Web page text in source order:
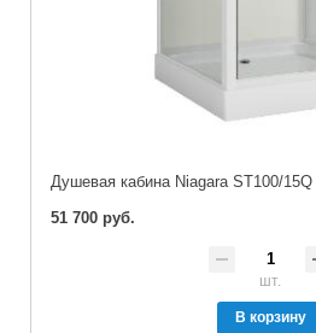
Душевая кабина Niagara ST100/15Q
51 700 руб.
шт.
В корзину